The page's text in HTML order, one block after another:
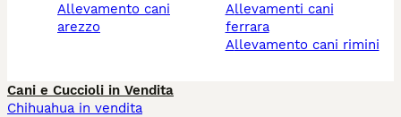
allevamento cani
arezzo
allevamenti cani
ferrara
allevamento cani rimini
Cani e Cuccioli in Vendita
Chihuahua in vendita